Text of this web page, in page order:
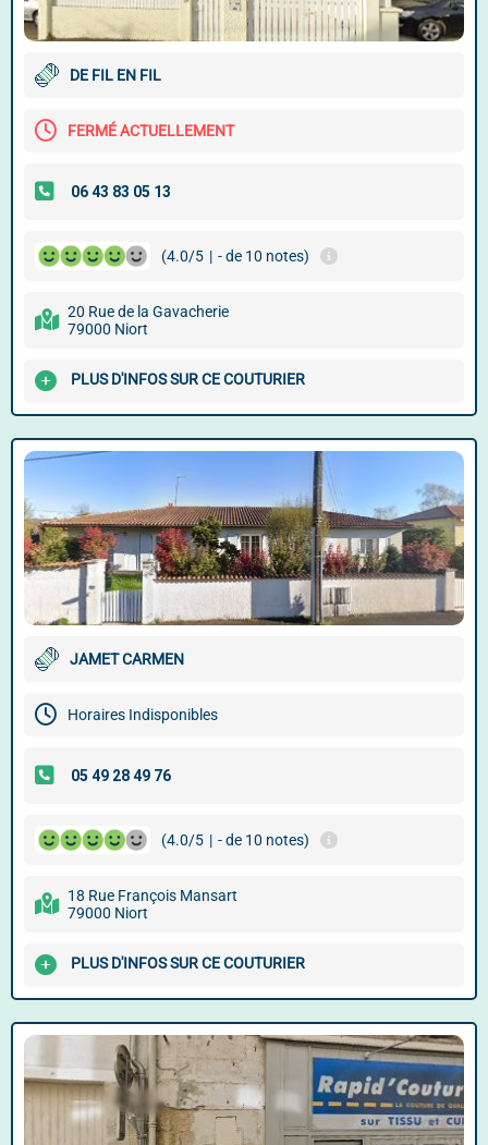
DE FIL EN FIL
FERMÉ ACTUELLEMENT
(4.0/5 | - de 10 notes)
20 Rue de la Gavacherie
79000 Niort
PLUS D'INFOS SUR CE COUTURIER
JAMET CARMEN
Horaires Indisponibles
(4.0/5 | - de 10 notes)
18 Rue François Mansart
79000 Niort
PLUS D'INFOS SUR CE COUTURIER